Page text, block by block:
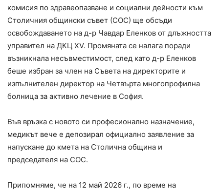
комисия по здравеопазване и социални дейности към
Столичния общински съвет (СОС) ще обсъди
освобождаването на д-р Чавдар Еленков от длъжността
управител на ДКЦ XV. Промяната се налага поради
възникнала несъвместимост, след като д-р Еленков
беше избран за член на Съвета на директорите и
изпълнителен директор на Четвърта многопрофилна
болница за активно лечение в София.
Във връзка с новото си професионално назначение,
медикът вече е депозирал официално заявление за
напускане до кмета на Столична община и
председателя на СОС.
Припомняме, че на 12 май 2026 г., по време на